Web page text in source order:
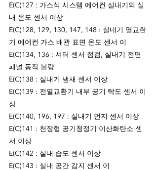
E(C)127 : 가스식 시스템 에어컨 실내기의 실
내 온도 센서 이상
E(C)128, 129, 130, 147, 148 : 실내기 열교환
기 에어컨 가스 배관 표면 온도 센서 이
E(C)134, 136 : 셔터 센서 점검, 실내기 전면
패널 동작 불량
E(C)138 : 실내기 냄새 센서 이상
E(C)139 : 전열교환기 내부 공기 탁도 센서 이
상
E(C)140, 196, 197 : 실내기 먼지 센서 이상
E(C)141 : 천장형 공기청정기 이산화탄소 센
서 이상
E(C)142 : 실내 습도 센서 이상
E(C)143 : 실내 공간 감지 센서 이